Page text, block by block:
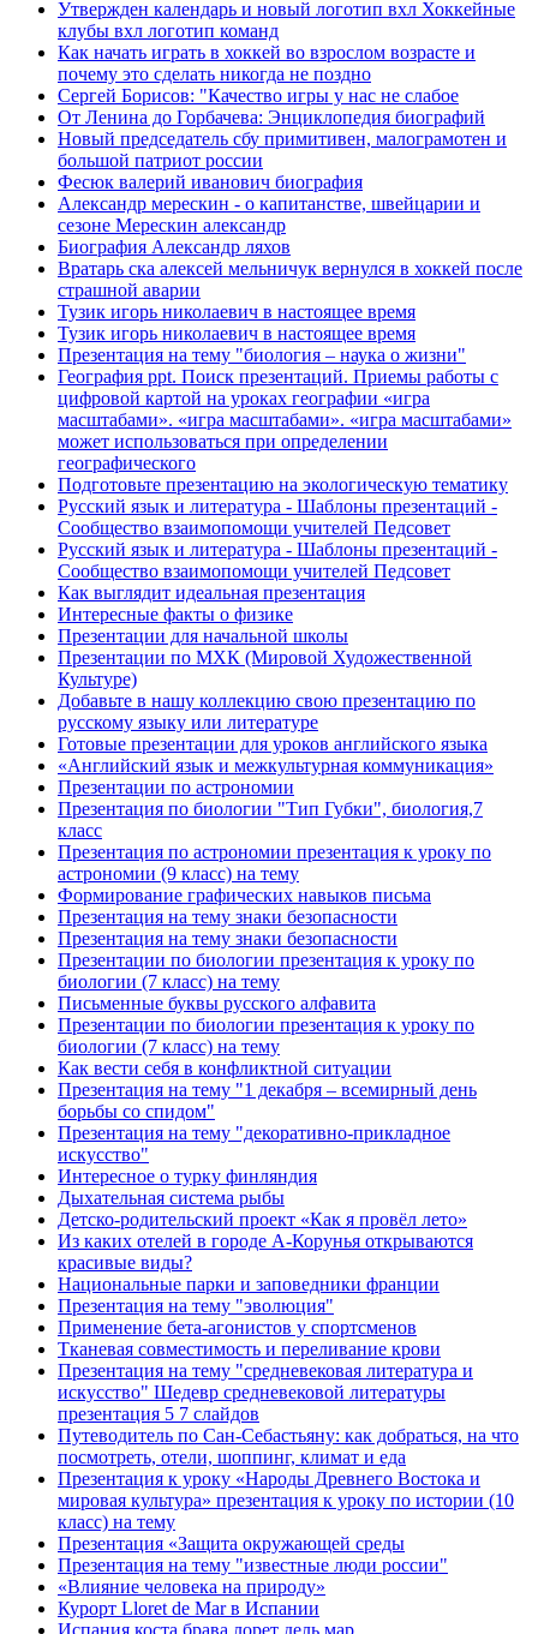
Утвержден календарь и новый логотип вхл Хоккейные
клубы вхл логотип команд
Как начать играть в хоккей во взрослом возрасте и
почему это сделать никогда не поздно
Сергей Борисов: "Качество игры у нас не слабое
От Ленина до Горбачева: Энциклопедия биографий
Новый председатель сбу примитивен, малограмотен и
большой патриот россии
Фесюк валерий иванович биография
Александр мерескин - о капитанстве, швейцарии и
сезоне Мерескин александр
Биография Александр ляхов
Вратарь ска алексей мельничук вернулся в хоккей после
страшной аварии
Тузик игорь николаевич в настоящее время
Тузик игорь николаевич в настоящее время
Презентация на тему "биология – наука о жизни"
География ppt. Поиск презентаций. Приемы работы с
цифровой картой на уроках географии «игра
масштабами». «игра масштабами». «игра масштабами»
может использоваться при определении
географического
Подготовьте презентацию на экологическую тематику
Русский язык и литература - Шаблоны презентаций -
Сообщество взаимопомощи учителей Педсовет
Русский язык и литература - Шаблоны презентаций -
Сообщество взаимопомощи учителей Педсовет
Как выглядит идеальная презентация
Интересные факты о физике
Презентации для начальной школы
Презентации по МХК (Мировой Художественной
Культуре)
Добавьте в нашу коллекцию свою презентацию по
русскому языку или литературе
Готовые презентации для уроков английского языка
«Английский язык и межкультурная коммуникация»
Презентации по астрономии
Презентация по биологии "Тип Губки", биология,7
класс
Презентация по астрономии презентация к уроку по
астрономии (9 класс) на тему
Формирование графических навыков письма
Презентация на тему знаки безопасности
Презентация на тему знаки безопасности
Презентации по биологии презентация к уроку по
биологии (7 класс) на тему
Письменные буквы русского алфавита
Презентации по биологии презентация к уроку по
биологии (7 класс) на тему
Как вести себя в конфликтной ситуации
Презентация на тему "1 декабря – всемирный день
борьбы со спидом"
Презентация на тему "декоративно-прикладное
искусство"
Интересное о турку финляндия
Дыхательная система рыбы
Детско-родительский проект «Как я провёл лето»
Из каких отелей в городе А-Корунья открываются
красивые виды?
Национальные парки и заповедники франции
Презентация на тему "эволюция"
Применение бета-агонистов у спортсменов
Тканевая совместимость и переливание крови
Презентация на тему "средневековая литература и
искусство" Шедевр средневековой литературы
презентация 5 7 слайдов
Путеводитель по Сан-Себастьяну: как добраться, на что
посмотреть, отели, шоппинг, климат и еда
Презентация к уроку «Народы Древнего Востока и
мировая культура» презентация к уроку по истории (10
класс) на тему
Презентация «Защита окружающей среды
Презентация на тему "известные люди россии"
«Влияние человека на природу»
Курорт Lloret de Mar в Испании
Испания коста брава лорет дель мар